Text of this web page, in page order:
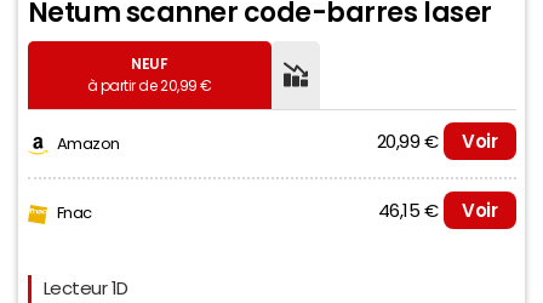
Netum scanner code-barres laser
NEUF
à partir de 20,99 €
Amazon 20,99 € Voir
Fnac 46,15 € Voir
Evolution du prix le plus bas (neuf):
Lecteur 1D